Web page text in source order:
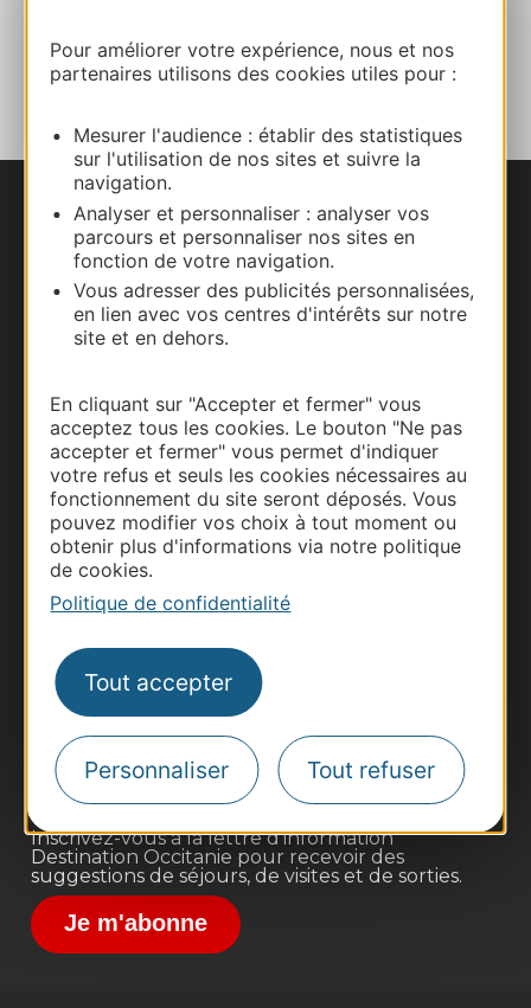
Pour améliorer votre expérience, nous et nos
partenaires utilisons des cookies utiles pour :
Mesurer l'audience : établir des statistiques
sur l'utilisation de nos sites et suivre la
navigation.
Analyser et personnaliser : analyser vos
parcours et personnaliser nos sites en
fonction de votre navigation.
Vous adresser des publicités personnalisées,
en lien avec vos centres d'intérêts sur notre
site et en dehors.
En cliquant sur "Accepter et fermer" vous
acceptez tous les cookies. Le bouton "Ne pas
accepter et fermer" vous permet d'indiquer
votre refus et seuls les cookies nécessaires au
fonctionnement du site seront déposés. Vous
pouvez modifier vos choix à tout moment ou
obtenir plus d'informations via notre politique
de cookies.
Politique de confidentialité
Tout accepter
Personnaliser Tout refuser
AJOUTER
AU CARNET
Nous contacter
Carte interactive
Documentation
Thermalisme
Business/Mice
Pros d'Occitanie
Site presse et d'influence
Voyagistes
Destination Sport
Inscrivez-vous à la lettre d'information
Destination Occitanie pour recevoir des
suggestions de séjours, de visites et de sorties.
Je m'abonne